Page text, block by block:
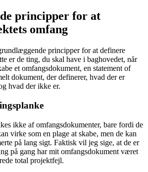
principper for at
omfang
principper for at definere
er de ting, du skal have i baghovedet, når
et omfangsdokument, en statement of
dokument, der definerer, hvad der er
hvad der ikke er.
ikke af omfangsdokumenter, bare fordi de
virke som en plage at skabe, men de kan
på lang sigt. Faktisk vil jeg sige, at de er
på gang har mit omfangsdokument været
total projektfejl.